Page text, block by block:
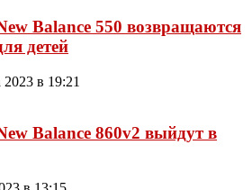
Balance 550 возвращаются
детей
2023 в 19:21
Balance 860v2 выйдут в